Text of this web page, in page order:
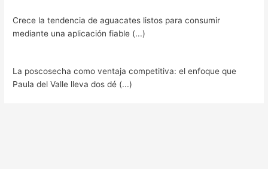
Crece la tendencia de aguacates listos para consumir
mediante una aplicación fiable (...)
La poscosecha como ventaja competitiva: el enfoque que
Paula del Valle lleva dos dé (...)